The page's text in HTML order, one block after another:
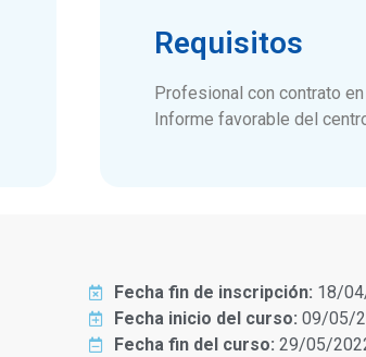
Requisitos
Profesional con contrato en
Informe favorable del
Fecha fin de inscripción: 18/
Fecha inicio del curso: 09/05/
Fecha fin del curso: 29/05/